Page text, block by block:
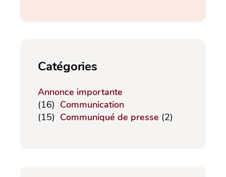
Catégories
Annonce importante
(16) Communication
(15) Communiqué de presse (2)